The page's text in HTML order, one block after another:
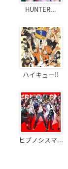
HUNTER...
ハイキュー!!
ヒプノシスマ...